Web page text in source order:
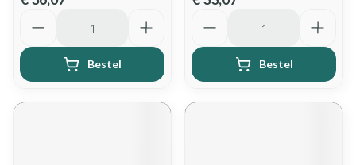
Bestel Bestel